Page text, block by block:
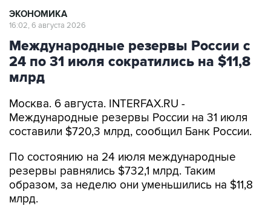
ЭКОНОМИКА
16:02, 6 августа 2026
Международные резервы России с
24 по 31 июля сократились на $11,8
млрд
Москва. 6 августа. INTERFAX.RU -
Международные резервы России на 31 июля
составили $720,3 млрд, сообщил Банк России.
По состоянию на 24 июля международные
резервы равнялись $732,1 млрд. Таким
образом, за неделю они уменьшились на $11,8
млрд.